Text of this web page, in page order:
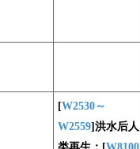
[W2530～
W2559]洪水后人